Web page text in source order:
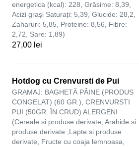
energetica (kcal): 228, Grăsime: 8,39,
Acizi grași Saturați: 5,39, Glucide: 28,2,
Zaharuri: 5,85, Proteine: 8,56, Fibre:
2,72, Sare: 1,89)
27,00 lei
Hotdog cu Crenvursti de Pui
GRAMAJ: BAGHETĂ PÂINE (PRODUS
CONGELAT) (60 GR.), CRENVURSTI
PUI (50GR. ÎN CRUD) ALERGENI
(Cereale si produse derivate, Arahide si
produse derivate ,Lapte si produse
derivate, Fructe cu coaja lemnoasa,